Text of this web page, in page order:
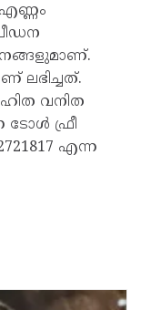
ലഭിച്ചത്.
വനിത
ടോൾ ഫ്രീ
എന്ന